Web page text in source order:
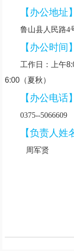
【办公地址】
鲁山县人民路4
【办公时间】
工作日：上午
6:00（夏秋）
【办公电话】
0375--5066609
【负责人姓
周军贤